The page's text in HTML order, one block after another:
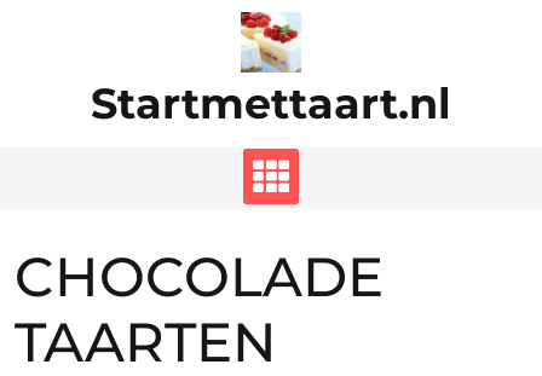
Startmettaart.nl
CHOCOLADE
TAARTEN